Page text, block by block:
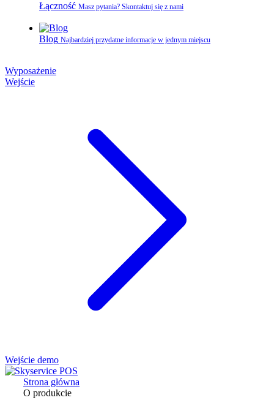
Łączność Masz pytania? Skontaktuj się z nami
Blog Najbardziej przydatne informacje w jednym miejscu
Wyposażenie
Wejście
Wejście demo
Strona główna
O produkcie